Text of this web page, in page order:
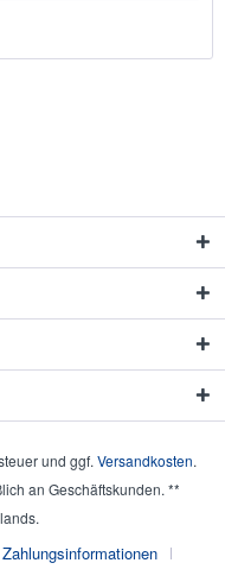
und ggf. Versandkosten.
an Geschäftskunden. **
Zahlungsinformationen